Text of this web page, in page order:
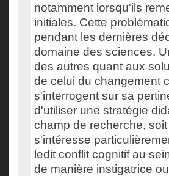
notamment lorsqu'ils
initiales. Cette
pendant les dernières
domaine des sciences.
des autres quant aux
de celui du changement
s'interrogent sur sa
d'utiliser une stratégie
champ de recherche,
s'intéresse
ledit conflit cognitif au
de manière instigatrice